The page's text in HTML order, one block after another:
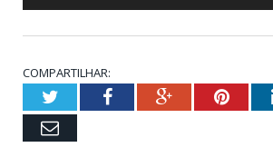
COMPARTILHAR:
TwitterFacebookGoogle+
Email